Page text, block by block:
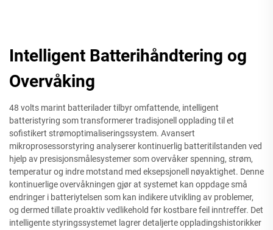
Intelligent Batterihåndtering og
Overvåking
48 volts marint batterilader tilbyr omfattende, intelligent
batteristyring som transformerer tradisjonell opplading til et
sofistikert strømoptimaliseringssystem. Avansert
mikroprosessorstyring analyserer kontinuerlig batteritilstanden ved
hjelp av presisjonsmålesystemer som overvåker spenning, strøm,
temperatur og indre motstand med eksepsjonell nøyaktighet. Denne
kontinuerlige overvåkningen gjør at systemet kan oppdage små
endringer i batteriytelsen som kan indikere utvikling av problemer,
og dermed tillate proaktiv vedlikehold før kostbare feil inntreffer. Det
intelligente styringssystemet lagrer detaljerte oppladingshistorikker